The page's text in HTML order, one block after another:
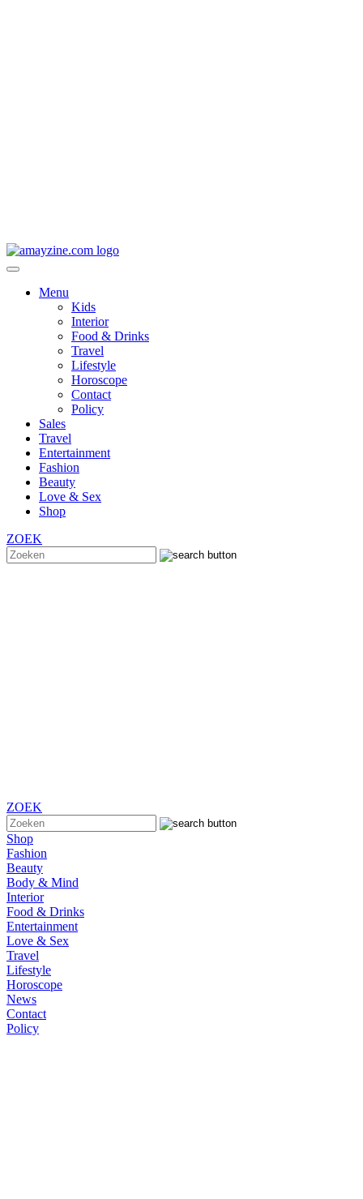
Menu
Kids
Interior
Food & Drinks
Travel
Lifestyle
Horoscope
Contact
Policy
Sales
Travel
Entertainment
Fashion
Beauty
Love & Sex
Shop
ZOEK
ZOEK
Shop
Fashion
Beauty
Body & Mind
Interior
Food & Drinks
Entertainment
Love & Sex
Travel
Lifestyle
Horoscope
News
Contact
Policy